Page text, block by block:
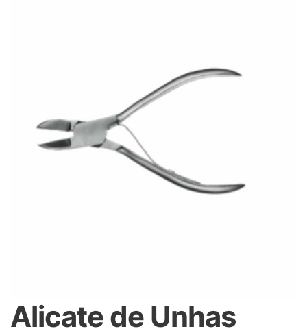
Alicate de Unhas